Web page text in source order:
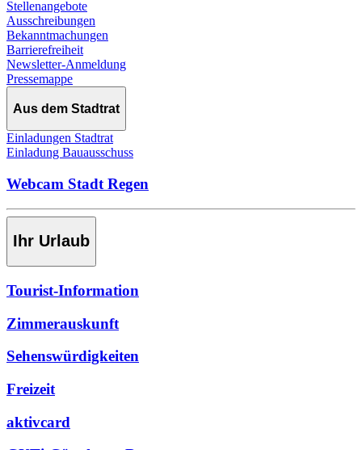
Stellenangebote
Ausschreibungen
Bekanntmachungen
Barrierefreiheit
Newsletter-Anmeldung
Pressemappe
Aus dem Stadtrat
Einladungen Stadtrat
Einladung Bauausschuss
Webcam Stadt Regen
Ihr Urlaub
Tourist-Information
Zimmerauskunft
Sehenswürdigkeiten
Freizeit
aktivcard